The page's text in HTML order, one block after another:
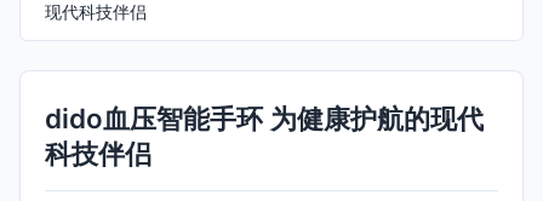
现代科技伴侣
dido血压智能手环 为健康护航的现代
科技伴侣